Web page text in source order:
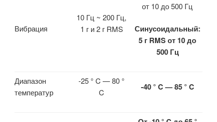
Вибрация
10 Гц ~ 200 Гц,
1 г и 2 г RMS
от 10 до 500 Гц
Синусоидальный:
5 г RMS от 10 до
500 Гц
Диапазон
температур
-25 ° C — 80 °
C
-40 ° C — 85 ° C